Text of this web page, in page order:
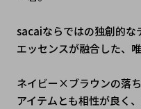
sacaiならではの独創的な
エッセンスが融合した、
ネイビー×ブラウンの落
アイテムとも相性が良く